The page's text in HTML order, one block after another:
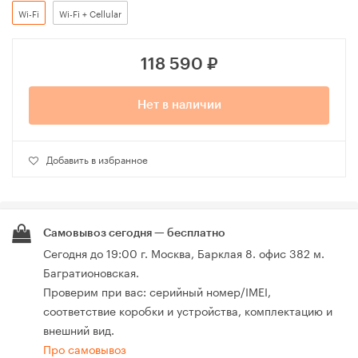
Wi-Fi Wi-Fi + Cellular
118 590 ₽
Нет в наличии
Добавить в избранное
Самовывоз сегодня — бесплатно
Сегодня до 19:00 г. Москва, Барклая 8. офис 382 м.
Багратионовская.
Проверим при вас: серийный номер/IMEI,
соответствие коробки и устройства, комплектацию и
внешний вид.
Про самовывоз